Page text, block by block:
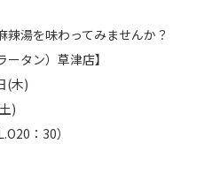
辣湯を味わってみませんか？
ータン）草津店】
(木)
)
L.O20：30）